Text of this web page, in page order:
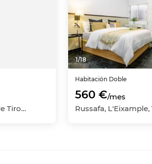
San Nicasio-Campo de Tiro-Solagua, Leganés, Madrid
1/18
Habitación Doble
560 €/mes